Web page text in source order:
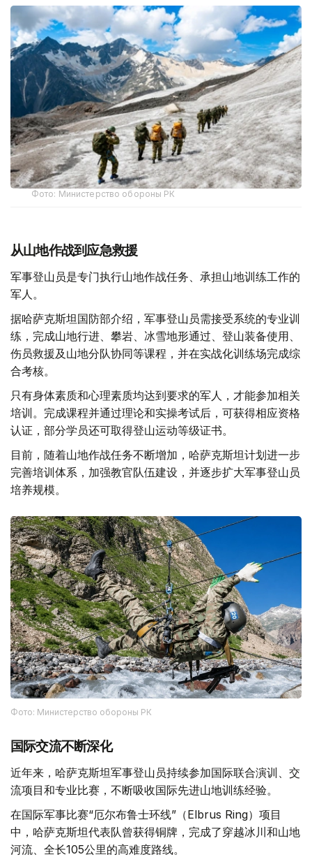
Фото: Министерство обороны РК
从山地作战到应急救援
军事登山员是专门执行山地作战任务、承担山地训练工作的
军人。
据哈萨克斯坦国防部介绍，军事登山员需接受系统的专业训
练，完成山地行进、攀岩、冰雪地形通过、登山装备使用、
伤员救援及山地分队协同等课程，并在实战化训练场完成综
合考核。
只有身体素质和心理素质均达到要求的军人，才能参加相关
培训。完成课程并通过理论和实操考试后，可获得相应资格
认证，部分学员还可取得登山运动等级证书。
目前，随着山地作战任务不断增加，哈萨克斯坦计划进一步
完善培训体系，加强教官队伍建设，并逐步扩大军事登山员
培养规模。
Фото: Министерство обороны РК
国际交流不断深化
近年来，哈萨克斯坦军事登山员持续参加国际联合演训、交
流项目和专业比赛，不断吸收国际先进山地训练经验。
在国际军事比赛“厄尔布鲁士环线”（Elbrus Ring）项目
中，哈萨克斯坦代表队曾获得铜牌，完成了穿越冰川和山地
河流、全长105公里的高难度路线。